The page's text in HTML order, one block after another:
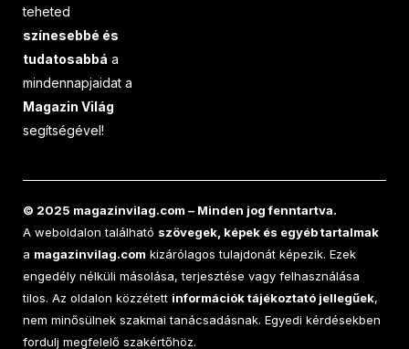
teheted
színesebbé és
tudatosabbá a
mindennapjaidat a
Magazin Világ
segítségével!
© 2025 magazinvilag.com – Minden jog fenntartva.
A weboldalon található szövegek, képek és egyéb tartalmak
a magazinvilag.com kizárólagos tulajdonát képezik. Ezek
engedély nélküli másolása, terjesztése vagy felhasználása
tilos. Az oldalon közzétett információk tájékoztató jellegűek,
nem minősülnek szakmai tanácsadásnak. Egyedi kérdésekben
fordulj megfelelő szakértőhöz.